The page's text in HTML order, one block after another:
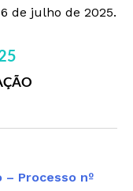
de julho de 2025.
Processo nº